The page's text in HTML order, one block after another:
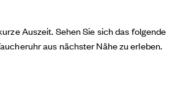
Auszeit. Sehen Sie sich das folgende
aus nächster Nähe zu erleben.